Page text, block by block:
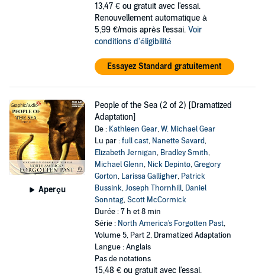
13,47 € ou gratuit avec l'essai.
Renouvellement automatique à
5,99 €/mois après l'essai. Voir
conditions d'éligibilité
Essayez Standard gratuitement
Aperçu
People of the Sea (2 of 2) [Dramatized
Adaptation]
De : Kathleen Gear,W. Michael Gear
Lu par :full cast, Nanette Savard,
Elizabeth Jernigan, Bradley Smith,
Michael Glenn, Nick Depinto,Gregory
Gorton, Larissa Galligher, Patrick
Bussink,Joseph Thornhill, Daniel
Sonntag,Scott McCormick
Durée : 7 h et 8 min
Série : North America's Forgotten Past,
Volume 5, Part 2, Dramatized Adaptation
Langue : Anglais
Pas de notations
15,48 € ou gratuit avec l'essai.